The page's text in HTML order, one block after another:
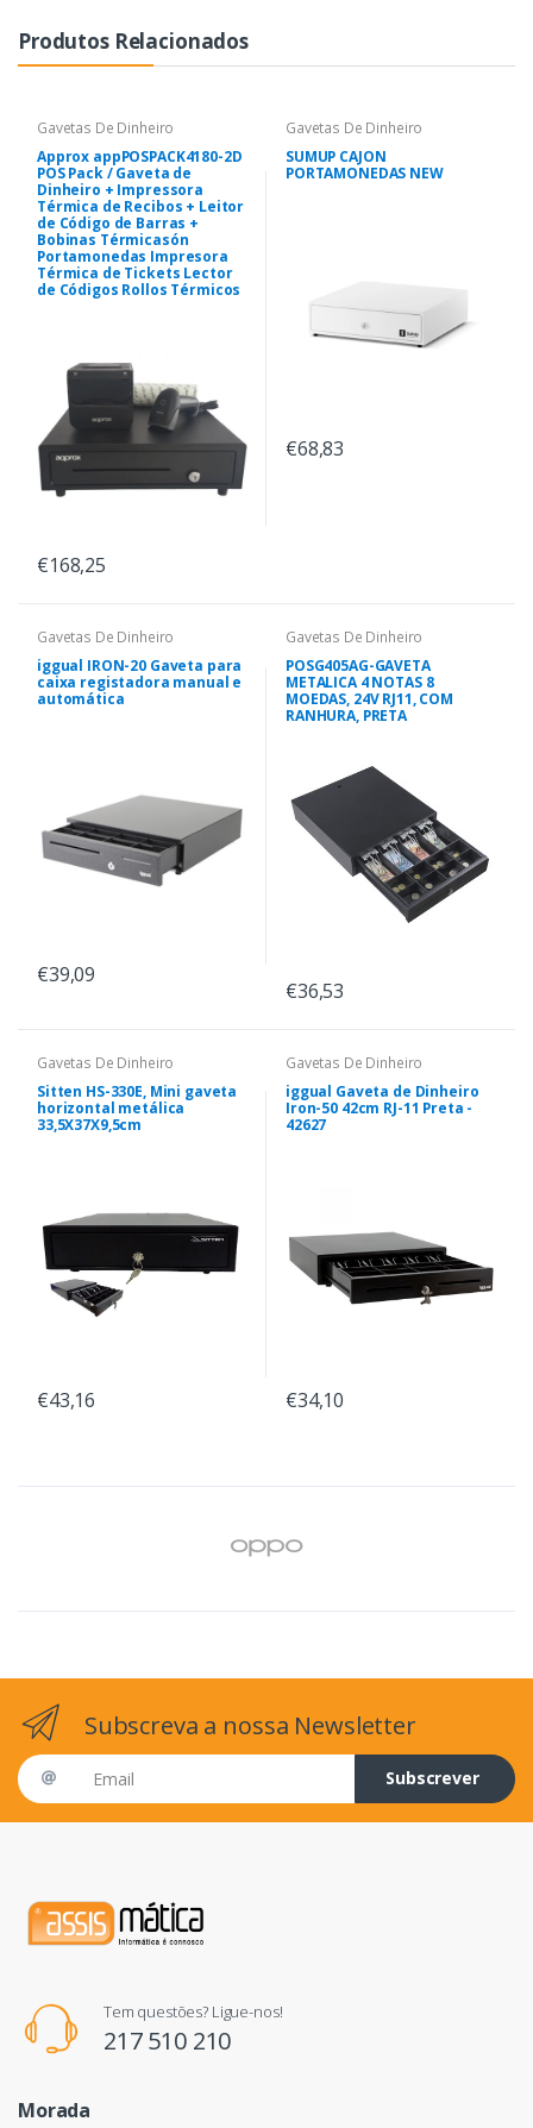
Produtos Relacionados
Gavetas De Dinheiro
Approx appPOSPACK4180-2D
POS Pack / Gaveta de
Dinheiro + Impressora
Térmica de Recibos + Leitor
de Código de Barras +
Bobinas Térmicasón
Portamonedas Impresora
Térmica de Tickets Lector
de Códigos Rollos Térmicos
€168,25
Gavetas De Dinheiro
SUMUP CAJON
PORTAMONEDAS NEW
€68,83
Gavetas De Dinheiro
iggual IRON-20 Gaveta para
caixa registadora manual e
automática
€39,09
Gavetas De Dinheiro
POSG405AG-GAVETA
METALICA 4 NOTAS 8
MOEDAS, 24V RJ11, COM
RANHURA, PRETA
€36,53
Gavetas De Dinheiro
Sitten HS-330E, Mini gaveta
horizontal metálica
33,5X37X9,5cm
€43,16
Gavetas De Dinheiro
iggual Gaveta de Dinheiro
Iron-50 42cm RJ-11 Preta -
42627
€34,10
Subscreva a nossa Newsletter
Email address
Subscrever
Tem questões? Ligue-nos!
217 510 210
Morada